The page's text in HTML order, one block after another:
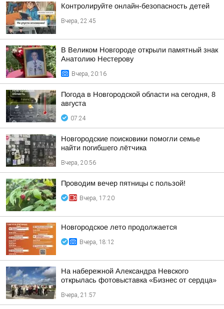
Контролируйте онлайн-безопасность детей
Вчера, 22:45
В Великом Новгороде открыли памятный знак
Анатолию Нестерову
Вчера, 20:16
Погода в Новгородской области на сегодня, 8
августа
07:24
Новгородские поисковики помогли семье
найти погибшего лётчика
Вчера, 20:56
Проводим вечер пятницы с пользой!
Вчера, 17:20
Новгородское лето продолжается
Вчера, 18:12
На набережной Александра Невского
открылась фотовыставка «Бизнес от сердца»
Вчера, 21:57